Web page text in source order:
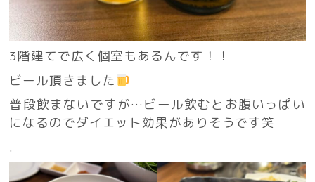
3階建てで広く個室もあるんです！！
ビール頂きました
普段飲まないですが…ビール飲むとお腹いっぱい
になるのでダイエット効果がありそうです笑
.